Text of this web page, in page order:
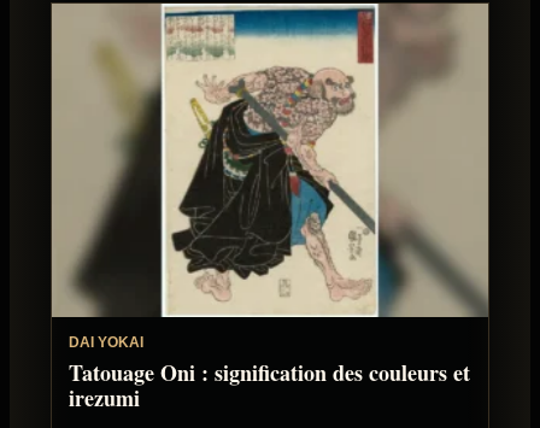
DAI YOKAI
Tatouage Oni : signification des couleurs et
irezumi